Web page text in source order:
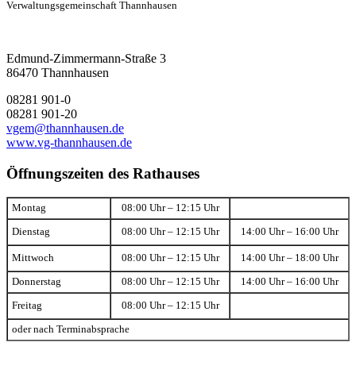
Verwaltungsgemeinschaft Thannhausen
Edmund-Zimmermann-Straße 3
86470 Thannhausen
08281 901-0
08281 901-20
vgem@thannhausen.de
www.vg-thannhausen.de
Öffnungszeiten des Rathauses
Montag 08:00 Uhr – 12:15 Uhr
Dienstag 08:00 Uhr – 12:15 Uhr 14:00 Uhr – 16:00 Uhr
Mittwoch 08:00 Uhr – 12:15 Uhr 14:00 Uhr – 18:00 Uhr
Donnerstag 08:00 Uhr – 12:15 Uhr 14:00 Uhr – 16:00 Uhr
Freitag 08:00 Uhr – 12:15 Uhr
oder nach Terminabsprache